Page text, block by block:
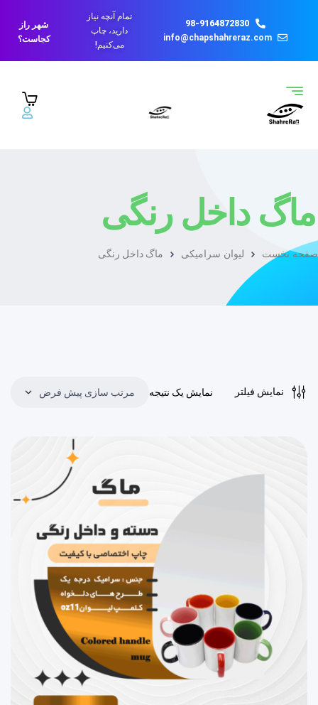
98-9164872830
info@chapshahreraz.com
تمام آنچه نیاز
دارید، چاپ
می‌کنیم!
شهر راز
کجاست؟
ماگ داخل رنگی
صفحه نخست لیوان سرامیکی ماگ داخل رنگی
نمایش فیلتر نمایش یک نتیجه مرتب سازی پیش فرض